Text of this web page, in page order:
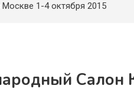
1-4 октября 2015
Салон